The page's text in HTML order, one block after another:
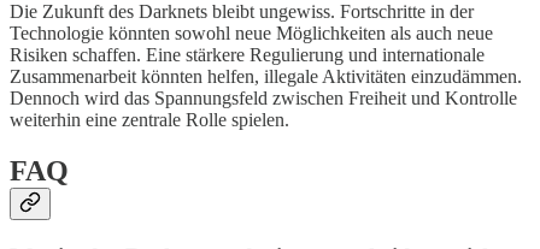
Die Zukunft des Darknets bleibt ungewiss. Fortschritte in der
Technologie könnten sowohl neue Möglichkeiten als auch neue
Risiken schaffen. Eine stärkere Regulierung und internationale
Zusammenarbeit könnten helfen, illegale Aktivitäten einzudämmen.
Dennoch wird das Spannungsfeld zwischen Freiheit und Kontrolle
weiterhin eine zentrale Rolle spielen.
FAQ